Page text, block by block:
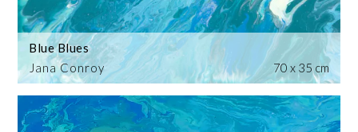
Jana Conroy
Blue Blues
70 x 35 cm